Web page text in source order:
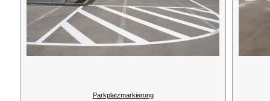
Parkplatzmarkierung